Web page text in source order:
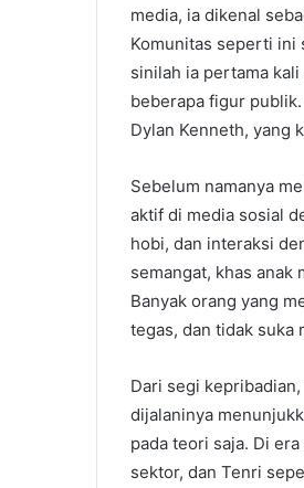
media, ia dikenal
Komunitas seperti ini
sinilah ia pertama
beberapa figur
Dylan Kenneth, yang
Sebelum namanya
aktif di media sosial
hobi, dan interaksi
semangat, khas anak
Banyak orang yang
tegas, dan tidak suka
Dari segi
dijalaninya
pada teori saja. Di
sektor, dan Tenri